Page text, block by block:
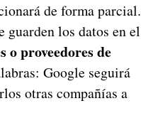
de forma parcial.
guarden los datos en el
o proveedores de
Google seguirá
otras compañías a